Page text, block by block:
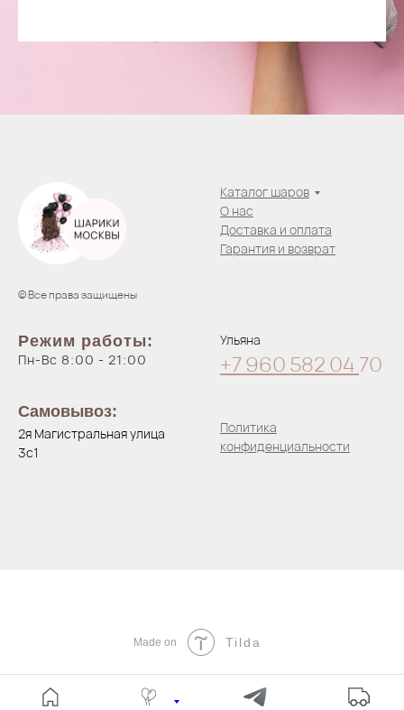
© Все права защищены
Каталог шаров
О нас
Доставка и оплата
Гарантия и возврат
Режим работы:
Пн-Вс 8:00 - 21:00
Самовывоз:
2я Магистральная улица
3с1
Ульяна
+7 960 582 04 70
Политика
конфиденциальности
Made on Tilda